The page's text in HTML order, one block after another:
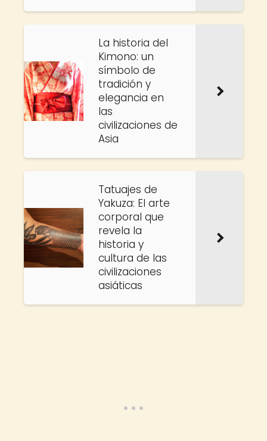
La historia del
Kimono: un
símbolo de
tradición y
elegancia en
las
civilizaciones de
Asia
Tatuajes de
Yakuza: El arte
corporal que
revela la
historia y
cultura de las
civilizaciones
asiáticas